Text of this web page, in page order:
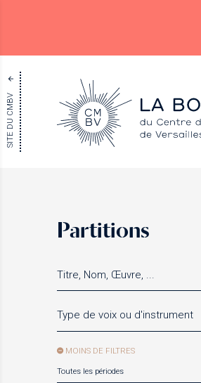
SITE DU CMBV
Partitions
Type de voix ou d'instrument
MOINS DE FILTRES
Toutes les périodes